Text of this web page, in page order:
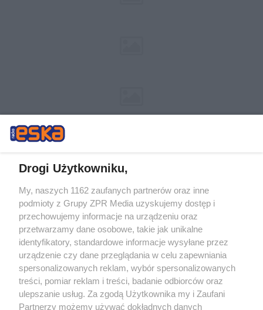
Żaden utwór zamieszczony w serwisie nie może być powielany i
rozpowszechniany lub dalej rozpowszechniany w jakikolwiek sposób (w
tym także elektroniczny lub mechaniczny) na jakimkolwiek polu
eksploatacji w jakiejkolwiek formie, włącznie z umieszczaniem w
Internecie bez pisemnej zgody właściciela praw. Jakiekolwiek użycie lub
wykorzystanie utworów w całości lub w części z naruszeniem prawa,
tzn. bez właściwej zgody, jest zabronione pod groźbą kary i może być
ścigane prawnie.
Drogi Użytkowniku,
My, naszych 1162 zaufanych partnerów oraz inne
podmioty z Grupy ZPR Media uzyskujemy dostęp i
przechowujemy informacje na urządzeniu oraz
przetwarzamy dane osobowe, takie jak unikalne
identyfikatory, standardowe informacje wysyłane przez
urządzenie czy dane przeglądania w celu zapewniania
spersonalizowanych reklam, wybór spersonalizowanych
treści, pomiar reklam i treści, badanie odbiorców oraz
ulepszanie usług. Za zgodą Użytkownika my i Zaufani
Partnerzy możemy używać dokładnych danych